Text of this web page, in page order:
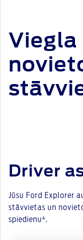
Viegla
Driver
Jūsu Ford Explorer
stāvvietas un
spiedienu⁴.